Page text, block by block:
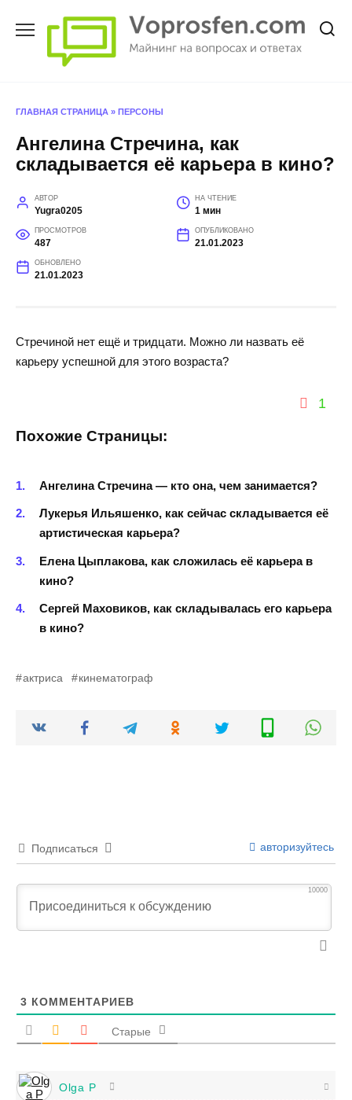
ГЛАВНАЯ СТРАНИЦА » ПЕРСОНЫ
Ангелина Стречина, как
складывается её карьера в кино?
АВТОР
Yugra0205
НА ЧТЕНИЕ
1 мин
ПРОСМОТРОВ
487
ОПУБЛИКОВАНО
21.01.2023
ОБНОВЛЕНО
21.01.2023
Стречиной нет ещё и тридцати. Можно ли назвать её
карьеру успешной для этого возраста?
1
Похожие Страницы:
Ангелина Стречина — кто она, чем занимается?
Лукерья Ильяшенко, как сейчас складывается её
артистическая карьера?
Елена Цыплакова, как сложилась её карьера в
кино?
Сергей Маховиков, как складывалась его карьера
в кино?
актриса кинематограф
Подписаться авторизуйтесь
10000
3 КОММЕНТАРИЕВ
Старые
Olga P